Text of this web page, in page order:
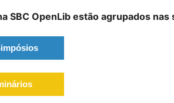
SBC OpenLib estão agrupados